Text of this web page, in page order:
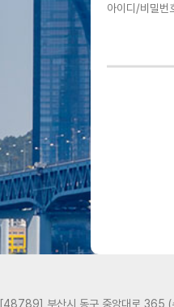
아이디/비밀번
[48789] 부산시 동구 중앙대로 365 (